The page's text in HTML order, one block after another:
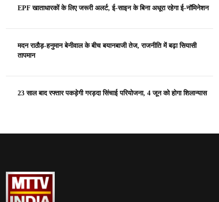
EPF खाताधारकों के लिए जरूरी अलर्ट, ई-साइन के बिना अधूरा रहेगा ई-नॉमिनेशन
मदन राठौड़-हनुमान बेनीवाल के बीच बयानबाजी तेज, राजनीति में बढ़ा सियासी
तापमान
23 साल बाद रफ्तार पकड़ेगी गरड़दा सिंचाई परियोजना, 4 जून को होगा शिलान्यास